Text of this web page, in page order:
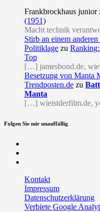
Frankbrockhaus junior
(1951)
Macht technik
Stirb an einem
Politiklage zu
Top
[…] jamesbond.de,
Besetzung von Manta
Trendposten.de zu
Manta
[…] wieistderfilm.de,
Folgen Sie mir unauffällig
Kontakt
Impressum
Datenschutzerklärung
Verbiete Google